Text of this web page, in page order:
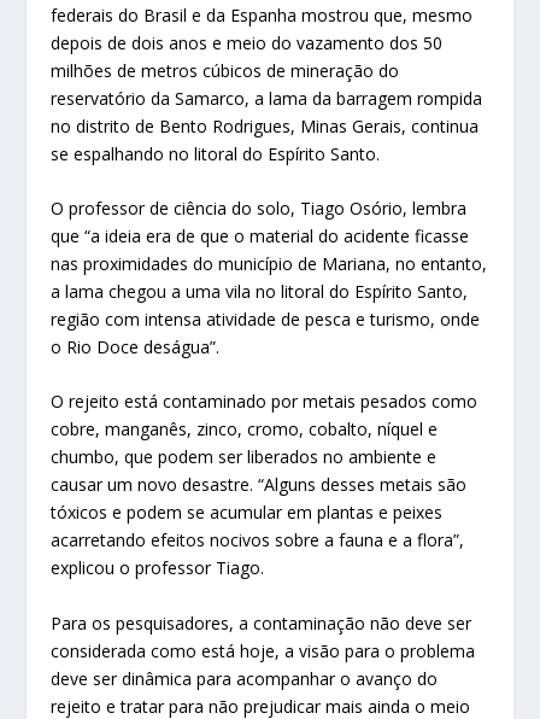
federais do Brasil e da Espanha mostrou que, mesmo
depois de dois anos e meio do vazamento dos 50
milhões de metros cúbicos de mineração do
reservatório da Samarco, a lama da barragem rompida
no distrito de Bento Rodrigues, Minas Gerais, continua
se espalhando no litoral do Espírito Santo.
O professor de ciência do solo, Tiago Osório, lembra
que “a ideia era de que o material do acidente ficasse
nas proximidades do município de Mariana, no entanto,
a lama chegou a uma vila no litoral do Espírito Santo,
região com intensa atividade de pesca e turismo, onde
o Rio Doce deságua”.
O rejeito está contaminado por metais pesados como
cobre, manganês, zinco, cromo, cobalto, níquel e
chumbo, que podem ser liberados no ambiente e
causar um novo desastre. “Alguns desses metais são
tóxicos e podem se acumular em plantas e peixes
acarretando efeitos nocivos sobre a fauna e a flora”,
explicou o professor Tiago.
Para os pesquisadores, a contaminação não deve ser
considerada como está hoje, a visão para o problema
deve ser dinâmica para acompanhar o avanço do
rejeito e tratar para não prejudicar mais ainda o meio